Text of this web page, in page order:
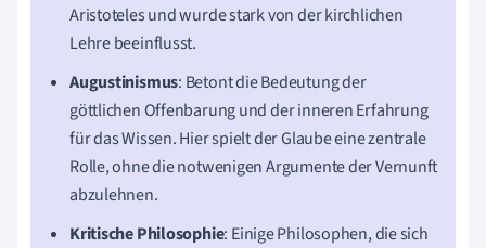
Aristoteles und wurde stark von der kirchlichen
Lehre beeinflusst.
Augustinismus: Betont die Bedeutung der
göttlichen Offenbarung und der inneren Erfahrung
für das Wissen. Hier spielt der Glaube eine zentrale
Rolle, ohne die notwenigen Argumente der Vernunft
abzulehnen.
Kritische Philosophie: Einige Philosophen, die sich